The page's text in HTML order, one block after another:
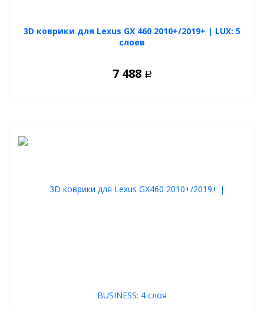
3D коврики для Lexus GX 460 2010+/2019+ | LUX: 5
слоев
7 488 Р